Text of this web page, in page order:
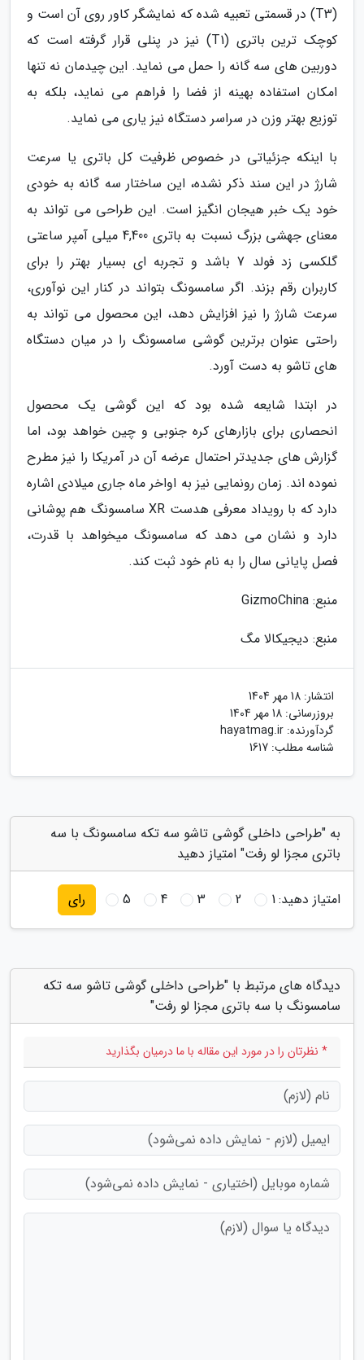
(T3) در قسمتی تعبیه شده که نمایشگر کاور روی آن است و
کوچک ترین باتری (T1) نیز در پنلی قرار گرفته است که
دوربین های سه گانه را حمل می نماید. این چیدمان نه تنها
امکان استفاده بهینه از فضا را فراهم می نماید، بلکه به
توزیع بهتر وزن در سراسر دستگاه نیز یاری می نماید.
با اینکه جزئیاتی در خصوص ظرفیت کل باتری یا سرعت
شارژ در این سند ذکر نشده، این ساختار سه گانه به خودی
خود یک خبر هیجان انگیز است. این طراحی می تواند به
معنای جهشی بزرگ نسبت به باتری 4,400 میلی آمپر ساعتی
گلکسی زد فولد 7 باشد و تجربه ای بسیار بهتر را برای
کاربران رقم بزند. اگر سامسونگ بتواند در کنار این نوآوری،
سرعت شارژ را نیز افزایش دهد، این محصول می تواند به
راحتی عنوان برترین گوشی سامسونگ را در میان دستگاه
های تاشو به دست آورد.
در ابتدا شایعه شده بود که این گوشی یک محصول
انحصاری برای بازارهای کره جنوبی و چین خواهد بود، اما
گزارش های جدیدتر احتمال عرضه آن در آمریکا را نیز مطرح
نموده اند. زمان رونمایی نیز به اواخر ماه جاری میلادی اشاره
دارد که با رویداد معرفی هدست XR سامسونگ هم پوشانی
دارد و نشان می دهد که سامسونگ میخواهد با قدرت،
فصل پایانی سال را به نام خود ثبت کند.
منبع: GizmoChina
منبع: دیجیکالا مگ
انتشار: 18 مهر 1404
بروزرسانی: 18 مهر 1404
گردآورنده: hayatmag.ir
شناسه مطلب: 1617
به "طراحی داخلی گوشی تاشو سه تکه سامسونگ با سه
باتری مجزا لو رفت" امتیاز دهید
امتیاز دهید:1
2
3
4
5 رای
دیدگاه های مرتبط با "طراحی داخلی گوشی تاشو سه تکه
سامسونگ با سه باتری مجزا لو رفت"
* نظرتان را در مورد این مقاله با ما درمیان بگذارید